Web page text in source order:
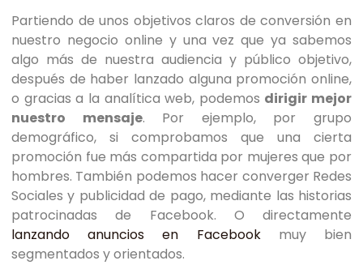
Partiendo de unos objetivos claros de conversión en
nuestro negocio online y una vez que ya sabemos
algo más de nuestra audiencia y público objetivo,
después de haber lanzado alguna promoción online,
o gracias a la analítica web, podemos dirigir mejor
nuestro mensaje. Por ejemplo, por grupo
demográfico, si comprobamos que una cierta
promoción fue más compartida por mujeres que por
hombres. También podemos hacer converger Redes
Sociales y publicidad de pago, mediante las historias
patrocinadas de Facebook. O directamente
lanzando anuncios en Facebook muy bien
segmentados y orientados.